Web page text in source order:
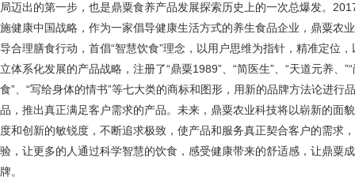
局迈出的第一步，也是鼎粟食养产品发展探索历史上的一次总爆发。
施健康中国战略，作为一家倡导健康生活方式的养生食品企业，鼎粟农
导合理膳食行动，首倡“智慧饮食”理念，以用户思维为指针，精准定位
立体系化发展的产品战略，注册了“鼎粟1989”、“简医生”、“天道元养、
食”、“写给身体的情书”等七大类的商标和图形，用新的品牌方法论进行
品，推出真正满足客户需求的产品。未来，鼎粟农业科技将以崭新的面
度和创新的敏锐度，不断追求极致，使产品和服务真正契合客户的需求
验，让更多的人通过科学智慧的饮食，感受健康带来的舒适感，让鼎粟
牌。